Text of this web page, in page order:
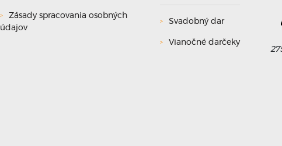
Zásady spracovania osobných
údajov
Svadobný dar
Vianočné darčeky
před
Jsem